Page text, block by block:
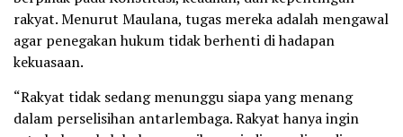
rakyat. Menurut Maulana, tugas mereka adalah mengawal
agar penegakan hukum tidak berhenti di hadapan
kekuasaan.
“Rakyat tidak sedang menunggu siapa yang menang
dalam perselisihan antarlembaga. Rakyat hanya ingin